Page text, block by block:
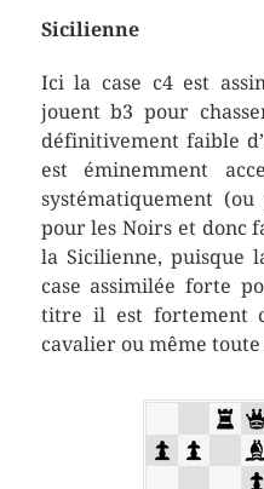
Sicilienne
Ici la case c4 est
jouent b3 pour
définitivement faible
est éminemment
systématiquement
pour les Noirs et donc
la Sicilienne, puisque
case assimilée forte
titre il est fortement
cavalier ou même